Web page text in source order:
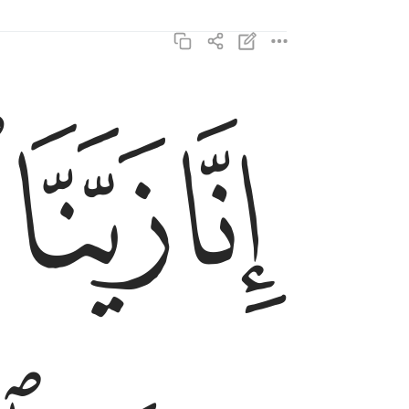
إِنَّا زَيَّنَّا ٱلسَّمَآءَ ٱلدُّنْيَا بِزِينَةٍ
ﱖﱗ